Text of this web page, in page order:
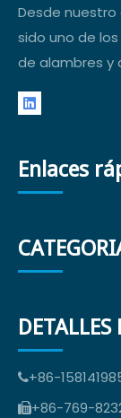
Desde nuestro
sido uno de
de alambres y
Enlaces
+86-
+86-769-